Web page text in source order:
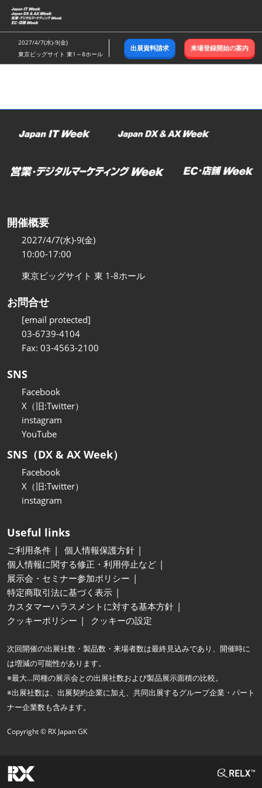
ス
キ
ッ
し
む
2027/4/7(水)-9(金)
東京ビッグサイト 東1～8ホール
出展資料請求 来場登録開始の案内
開催概要
2027/4/7(水)-9(金)
10:00-17:00
東京ビッグサイト 東 1-8ホール
お問合せ
[email protected]
03-6739-4104
Fax: 03-4563-2100
SNS
Facebook
X（旧:Twitter）
instagram
YouTube
SNS（DX & AX Week）
Facebook
X（旧:Twitter）
instagram
Useful links
ご利用条件
個人情報保護方針
個人情報に関する修正・利用停止など
展示会・セミナー参加ポリシー
特定商取引法に基づく表示
カスタマーハラスメントに対する基本方針
クッキーポリシー
クッキーの設定
次回開催の出展社数・製品数・来場者数は最終見込みであり、開催時に
は増減の可能性があります。
※最大…同種の展示会との出展社数および製品展示面積の比較。
※出展社数は、出展契約企業に加え、共同出展するグループ企業・パート
ナー企業数も含みます。
Copyright © RX Japan GK